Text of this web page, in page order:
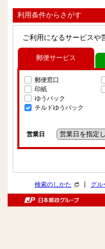
利用条件からさがす
ご利用になるサービスや
郵便サービス
郵便窓口
印紙
ゆうパック
チルドゆうパック
営業日
検索のしかた グル